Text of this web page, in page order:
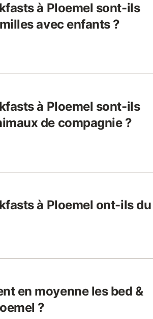
à Ploemel sont-ils
avec enfants ?
à Ploemel sont-ils
de compagnie ?
à Ploemel ont-ils du
en moyenne les bed &
?